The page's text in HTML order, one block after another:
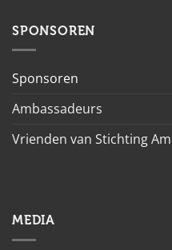
SPONSOREN
Sponsoren
Ambassadeurs
Vrienden van Stichting
MEDIA